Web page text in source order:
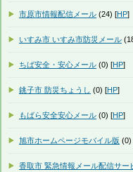
市原市情報配信メール (24) [HP]
いすみ市 いすみ市防災メール
ちば安全・安心メール (0) [HP]
銚子市 防災ちょうし (0) [HP]
もばら安全安心メール (0) [HP]
旭市ホームページモバイル版 (0)
香取市 緊急情報メール配信サー